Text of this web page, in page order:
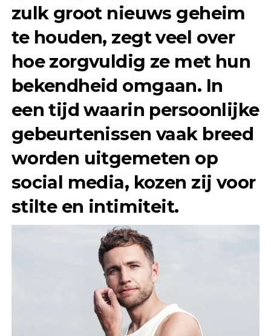
zulk groot nieuws geheim
te houden, zegt veel over
hoe zorgvuldig ze met hun
bekendheid omgaan. In
een tijd waarin persoonlijke
gebeurtenissen vaak breed
worden uitgemeten op
social media, kozen zij voor
stilte en intimiteit.